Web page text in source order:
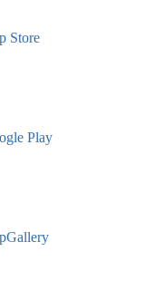
Store
Play